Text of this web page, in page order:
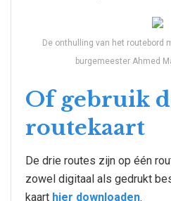
De onthulling van het routebord
burgemeester Ahmed
Of gebruik
routekaart
De drie routes zijn op één
zowel digitaal als gedrukt
kaart hier downloaden.